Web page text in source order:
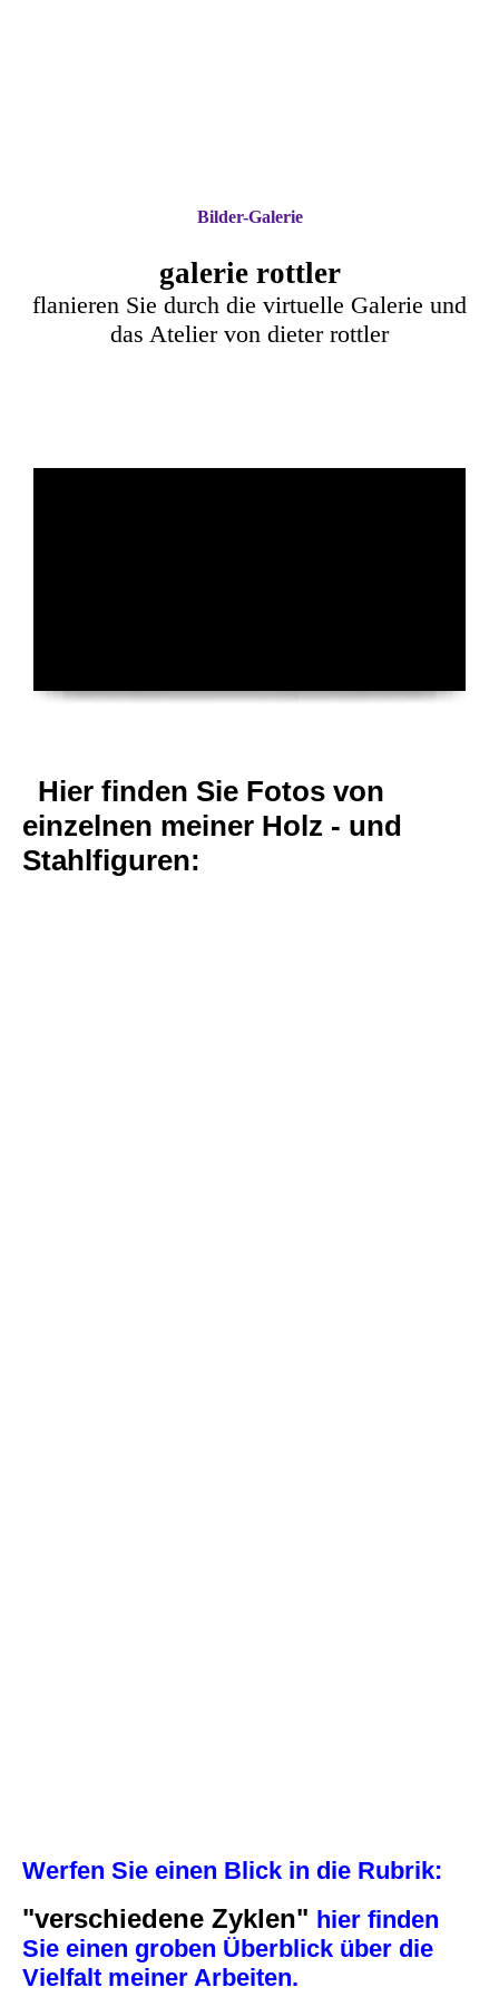
galerie rottler
flanieren Sie durch die virtuelle Galerie und
das Atelier von dieter rottler
Bilder-Galerie
Hier finden Sie Fotos von
einzelnen meiner Holz - und
Stahlfiguren:
Werfen Sie einen Blick in die Rubrik:
"verschiedene Zyklen" hier finden
Sie einen groben Überblick über die
Vielfalt meiner Arbeiten.